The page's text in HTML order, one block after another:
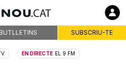
BUTLLETINS SUBSCRIU-TE
EN DIRECTE EL 9 FM